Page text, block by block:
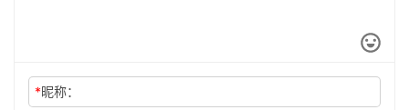
*昵称：